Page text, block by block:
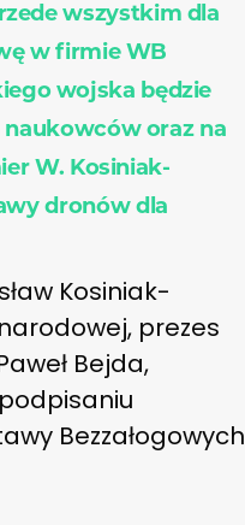
wszystkim dla
w firmie WB
wojska będzie
oraz na
W. Kosiniak-
dronów dla
Kosiniak-
prezes
Bejda,
Bezzałogowych